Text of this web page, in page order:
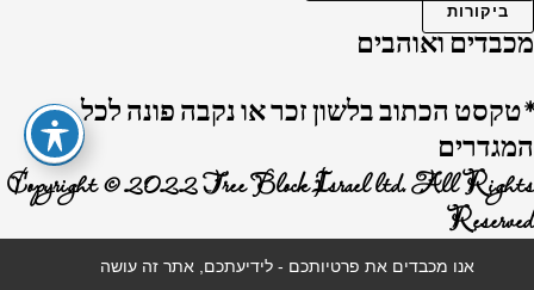
ביקורות
מכבדים ואוהבים
*טקסט הכתוב בלשון זכר או נקבה פונה לכל
המגדרים
Copyright © 2022 Tree Block Israel ltd. All Rights
Reserved
אנו מכבדים את פרטיותכם - לידיעתכם, אתר זה עושה